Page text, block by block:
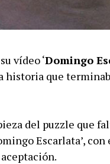
vídeo ‘Domingo
historia que
del puzzle que
Escarlata’, con